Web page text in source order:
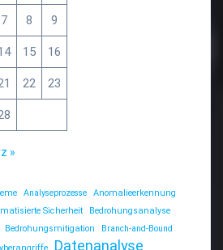
7 8 9
15 16
22 23
»
Analyseprozesse
Anomalieerkennung
Sicherheit
Bedrohungsanalyse
Bedrohungsmitigation
Branch-and-Bound
Datenanalyse